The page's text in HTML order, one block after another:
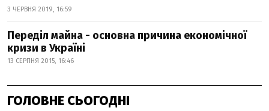
3 ЧЕРВНЯ 2019, 16:59
Переділ майна - основна причина економічної
кризи в Україні
13 СЕРПНЯ 2015, 16:46
ГОЛОВНЕ СЬОГОДНІ